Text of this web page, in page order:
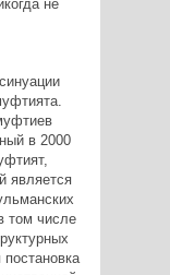
не
в 2000
является
том числе